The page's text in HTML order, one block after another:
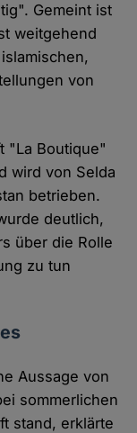
Gemeint ist
weitgehend
von
"La Boutique"
wird von Selda
betrieben.
deutlich,
über die Rolle
zu tun
Aussage von
sommerlichen
stand, erklärte